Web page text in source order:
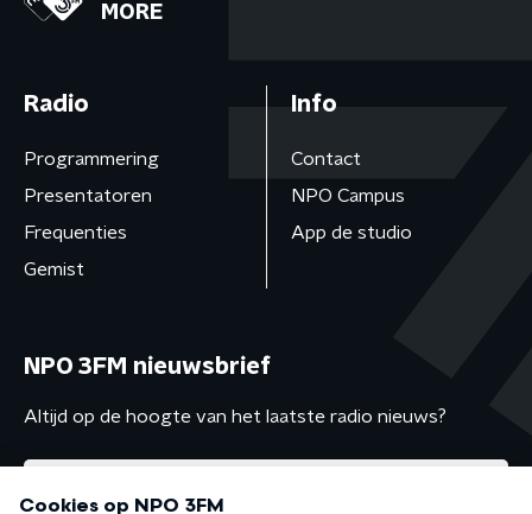
MORE
Radio
Programmering
Presentatoren
Frequenties
Gemist
Info
Contact
NPO Campus
App de studio
NPO 3FM nieuwsbrief
Altijd op de hoogte van het laatste radio nieuws?